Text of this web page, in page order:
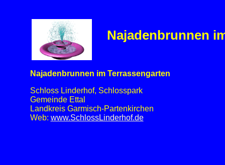
Najadenbrunnen
Najadenbrunnen im Terrassengarten
Schloss Linderhof, Schlosspark
Gemeinde Ettal
Landkreis Garmisch-Partenkirchen
Web: www.SchlossLinderhof.de